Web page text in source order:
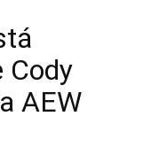
Cody
AEW